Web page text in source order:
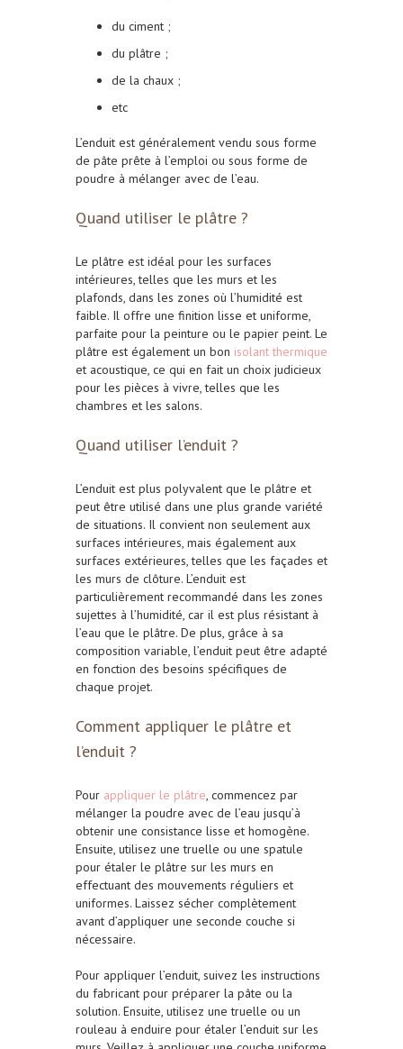
du ciment ;
du plâtre ;
de la chaux ;
etc
L’enduit est généralement vendu sous forme
de pâte prête à l’emploi ou sous forme de
poudre à mélanger avec de l’eau.
Quand utiliser le plâtre ?
Le plâtre est idéal pour les surfaces
intérieures, telles que les murs et les
plafonds, dans les zones où l’humidité est
faible. Il offre une finition lisse et uniforme,
parfaite pour la peinture ou le papier peint. Le
plâtre est également un bon isolant thermique
et acoustique, ce qui en fait un choix judicieux
pour les pièces à vivre, telles que les
chambres et les salons.
Quand utiliser l’enduit ?
L’enduit est plus polyvalent que le plâtre et
peut être utilisé dans une plus grande variété
de situations. Il convient non seulement aux
surfaces intérieures, mais également aux
surfaces extérieures, telles que les façades et
les murs de clôture. L’enduit est
particulièrement recommandé dans les zones
sujettes à l’humidité, car il est plus résistant à
l’eau que le plâtre. De plus, grâce à sa
composition variable, l’enduit peut être adapté
en fonction des besoins spécifiques de
chaque projet.
Comment appliquer le plâtre et
l’enduit ?
Pour appliquer le plâtre, commencez par
mélanger la poudre avec de l’eau jusqu’à
obtenir une consistance lisse et homogène.
Ensuite, utilisez une truelle ou une spatule
pour étaler le plâtre sur les murs en
effectuant des mouvements réguliers et
uniformes. Laissez sécher complètement
avant d’appliquer une seconde couche si
nécessaire.
Pour appliquer l’enduit, suivez les instructions
du fabricant pour préparer la pâte ou la
solution. Ensuite, utilisez une truelle ou un
rouleau à enduire pour étaler l’enduit sur les